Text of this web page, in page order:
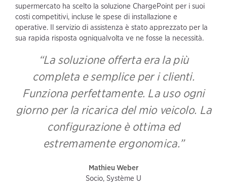
supermercato ha scelto la soluzione ChargePoint per i suoi
costi competitivi, incluse le spese di installazione e
operative. Il servizio di assistenza è stato apprezzato per la
sua rapida risposta ogniqualvolta ve ne fosse la necessità.
“La soluzione offerta era la più
completa e semplice per i clienti.
Funziona perfettamente. La uso ogni
giorno per la ricarica del mio veicolo. La
configurazione è ottima ed
estremamente ergonomica.”
Mathieu Weber
Socio, Système U